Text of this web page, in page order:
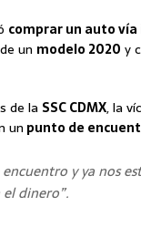
comprar un auto
un modelo 2020 y
de la SSC CDMX, la
un punto de
y ya nos
dinero”.